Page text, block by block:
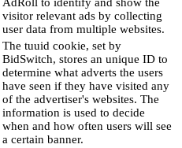
visitor relevant ads by collecting
user data from multiple websites.
The tuuid cookie, set by
BidSwitch, stores an unique ID to
determine what adverts the users
have seen if they have visited any
of the advertiser's websites. The
information is used to decide
when and how often users will see
a certain banner.